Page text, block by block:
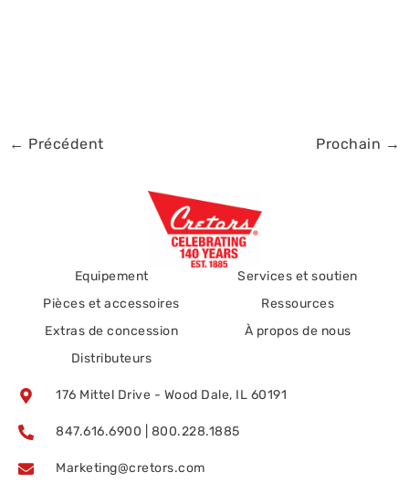
← Précédent Prochain →
Equipement
Pièces et accessoires
Extras de concession
Distributeurs
Services et soutien
Ressources
À propos de nous
176 Mittel Drive - Wood Dale, IL 60191
847.616.6900 | 800.228.1885
Marketing@cretors.com